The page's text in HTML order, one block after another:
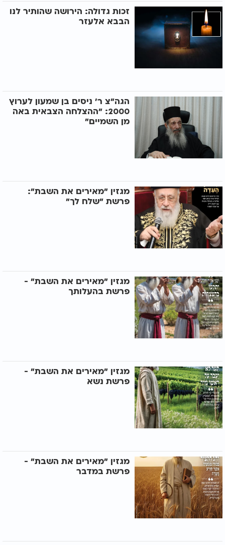
זכות גדולה: הירושה שהותיר לנו
הבבא אלעזר
הגה"צ ר' ניסים בן שמעון לערוץ
2000: "ההצלחה הצבאית באה
מן השמיים"
מגזין "מאירים את השבת":
פרשת "שלח לך"
מגזין "מאירים את השבת" -
פרשת בהעלותך
מגזין "מאירים את השבת" -
פרשת נשא
מגזין "מאירים את השבת" -
פרשת במדבר